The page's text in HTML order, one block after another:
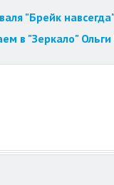
"Брейк
в "Зеркало"